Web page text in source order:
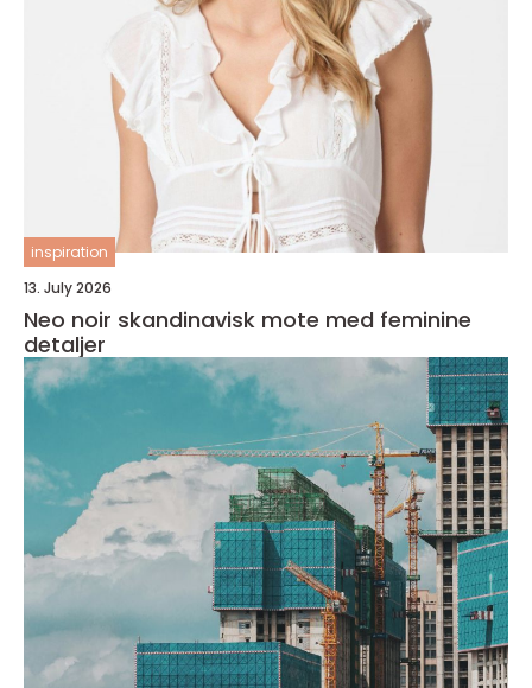
inspiration
13. July 2026
Neo noir skandinavisk mote med feminine
detaljer